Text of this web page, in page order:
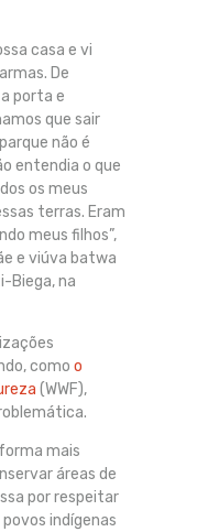
casa e vi
De
porta e
que sair
não é
entendia o que
os meus
terras. Eram
meus filhos”,
e viúva batwa
Biega, na
como o
(WWF),
mais
áreas de
por respeitar
indígenas